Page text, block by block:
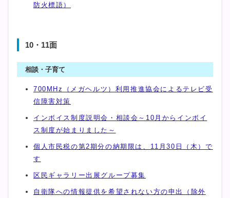
防火標語）
10・11面
相談・子育て
700MHz（メガヘルツ）利用推進協会によるテレビ受
信障害対策
インボイス制度説明会・相談会～10月からインボイ
ス制度が始まりました～
個人市民税の第2期分の納期限は、11月30日（木）で
す
区民ギャラリー出展グループ募集
自衛隊への情報提供を希望されない方の申出（除外